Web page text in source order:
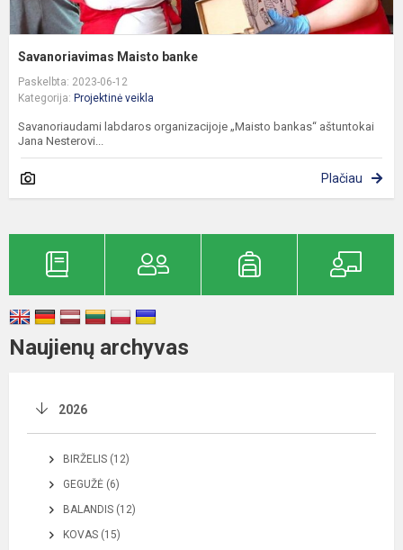
Savanoriavimas Maisto banke
Paskelbta: 2023-06-12
Kategorija: Projektinė veikla
Savanoriaudami labdaros organizacijoje „Maisto bankas“ aštuntokai
Jana Nesterovi...
Plačiau
Naujienų archyvas
2026
BIRŽELIS (12)
GEGUŽĖ (6)
BALANDIS (12)
KOVAS (15)